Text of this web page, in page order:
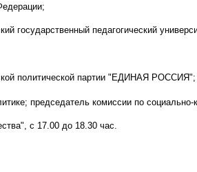
государственный педагогический
политической партии "ЕДИНАЯ РОССИЯ";
; председатель комиссии по социально-
с 17.00 до 18.30 час.